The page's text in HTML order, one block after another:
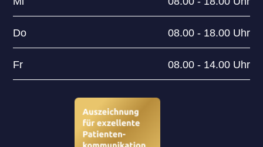
Do 08.00 - 18.00 Uhr
Fr 08.00 - 14.00 Uhr